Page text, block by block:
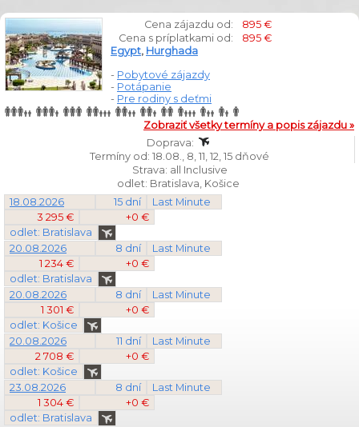
Cena zájazdu od:
895 €
Cena s príplatkami od:
895 €
Egypt, Hurghada
- Pobytové zájazdy
- Potápanie
- Pre rodiny s deťmi
Zobraziť všetky termíny a popis zájazdu »
Doprava:
Termíny od: 18.08., 8, 11, 12, 15 dňové
Strava: all Inclusive
odlet: Bratislava, Košice
18.08.2026
15 dní
Last Minute
3 295 €
+0 €
odlet: Bratislava
20.08.2026
8 dní
Last Minute
1 234 €
+0 €
odlet: Bratislava
20.08.2026
8 dní
Last Minute
1 301 €
+0 €
odlet: Košice
20.08.2026
11 dní
Last Minute
2 708 €
+0 €
odlet: Košice
23.08.2026
8 dní
Last Minute
1 304 €
+0 €
odlet: Bratislava